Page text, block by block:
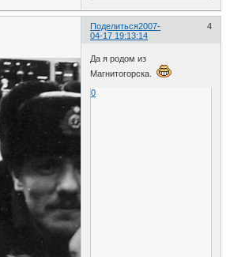
Поделиться 4
2007-
04-17 19:13:14
Да я родом из
Магнитогорска.
0